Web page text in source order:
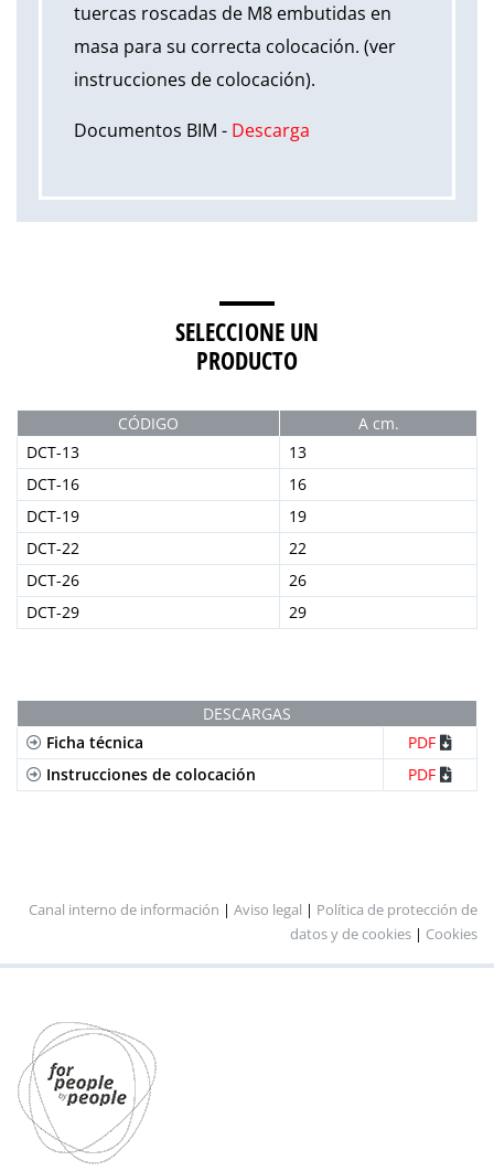
tuercas roscadas de M8 embutidas en
masa para su correcta colocación. (ver
instrucciones de colocación).
Documentos BIM - Descarga
SELECCIONE UN
PRODUCTO
CÓDIGO
A cm.
DCT-13
13
DCT-16
16
DCT-19
19
DCT-22
22
DCT-26
26
DCT-29
29
DESCARGAS
Ficha técnica
PDF
Instrucciones de colocación
PDF
Canal interno de información | Aviso legal | Política de protección de
datos y de cookies | Cookies